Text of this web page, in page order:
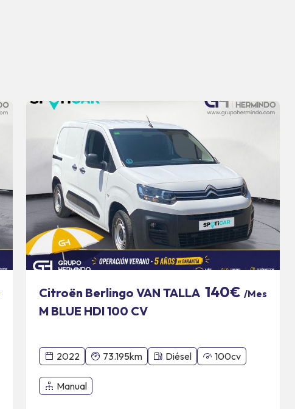
Citroën Berlingo VAN TALLA
M BLUE HDI 100 CV
140€ /Mes
2022 73.195km Diésel 100cv
Manual